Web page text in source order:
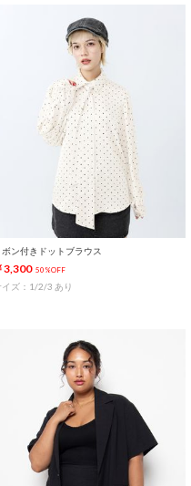
ボン付きドットブラウス
3,300 50%OFF
イズ：1/2/3 あり